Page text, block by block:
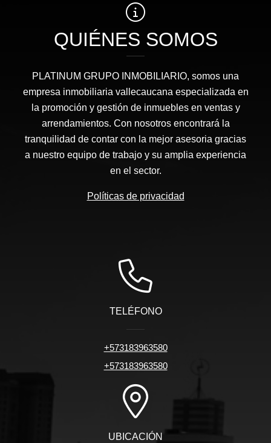
QUIÉNES SOMOS
PLATINUM GRUPO INMOBILIARIO, somos una
empresa inmobiliaria vallecaucana especializada en
la promoción y gestión de inmuebles en ventas y
arrendamientos. Con nosotros encontrará la
tranquilidad de contar con la mejor asesoria gracias
a nuestro equipo de trabajo y su amplia experiencia
en el sector.
Políticas de privacidad
TELÉFONO
+573183963580
+573183963580
UBICACIÓN